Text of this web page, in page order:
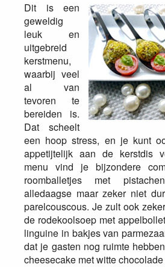
Dit is een
geweldig
leuk en
uitgebreid
kerstmenu,
waarbij veel
al van
tevoren te
bereiden is.
Dat scheelt
een hoop stress, en je kunt
appetijtelijk aan de kerstdis
menu vind je bijzondere
roomballetjes met
alledaagse maar zeker niet
parelcouscous. Je zult ook
de rodekoolsoep met
linguine in bakjes van
dat je gasten nog ruimte
cheesecake met witte